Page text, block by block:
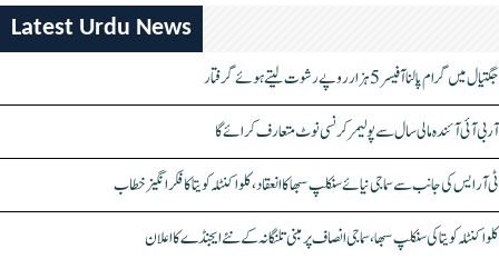
Latest Urdu News
جگتیال میں گرام پالنا آفیسر 5 ہزار روپے رشوت لیتے ہوئے گرفتار
آر بی آئی آئندہ مالی سال سے پولیمر کرنسی نوٹ متعارف کرائے گا
ٹی آر ایس کی جانب سے سماجی نیائے سنکلپ سبھا کا انعقاد، کلواکنٹلہ کویتا کا فکر انگیز خطاب
کلواکنٹلہ کویتا کی سنکلپ سبھا، سماجی انصاف پر مبنی تلنگانہ کے نئے ایجنڈے کا اعلان